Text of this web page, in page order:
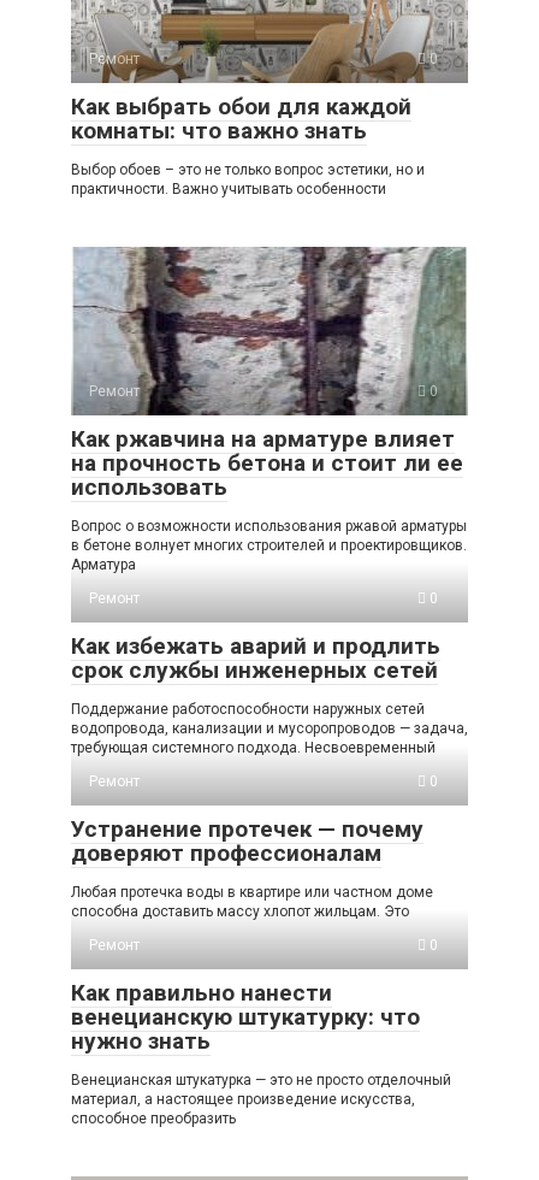
Ремонт 0
Как выбрать обои для каждой
комнаты: что важно знать
Выбор обоев – это не только вопрос эстетики, но и
практичности. Важно учитывать особенности
Ремонт 0
Как ржавчина на арматуре влияет
на прочность бетона и стоит ли ее
использовать
Вопрос о возможности использования ржавой арматуры
в бетоне волнует многих строителей и проектировщиков.
Арматура
Ремонт
0
Как избежать аварий и продлить
срок службы инженерных сетей
Поддержание работоспособности наружных сетей
водопровода, канализации и мусоропроводов — задача,
требующая системного подхода. Несвоевременный
Ремонт
0
Устранение протечек — почему
доверяют профессионалам
Любая протечка воды в квартире или частном доме
способна доставить массу хлопот жильцам. Это
Ремонт
0
Как правильно нанести
венецианскую штукатурку: что
нужно знать
Венецианская штукатурка — это не просто отделочный
материал, а настоящее произведение искусства,
способное преобразить